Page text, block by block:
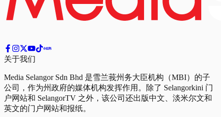
关于我们
Media Selangor Sdn Bhd 是雪兰莪州务大臣机构（MBI）的子
公司，作为州政府的媒体机构发挥作用。除了 Selangorkini 门
户网站和 SelangorTV 之外，该公司还出版中文、淡米尔文和
英文的门户网站和报纸。